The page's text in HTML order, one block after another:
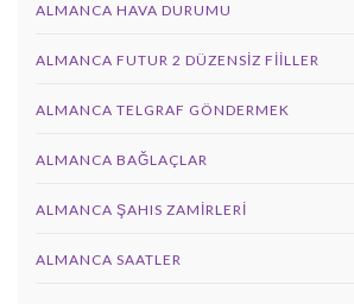
ALMANCA HAVA DURUMU
ALMANCA FUTUR 2 DÜZENSIZ FIILLER
ALMANCA TELGRAF GÖNDERMEK
ALMANCA BAĞLAÇLAR
ALMANCA ŞAHIS ZAMIRLERI
ALMANCA SAATLER